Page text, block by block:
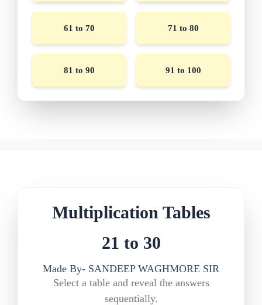
61 to 70 71 to 80
81 to 90 91 to 100
Multiplication Tables
21 to 30
Made By- SANDEEP WAGHMORE SIR
Select a table and reveal the answers
sequentially.